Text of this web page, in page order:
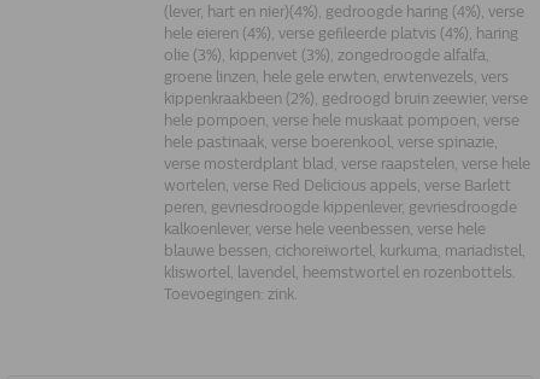
(lever, hart en nier)(4%), gedroogde haring (4%), verse
hele eieren (4%), verse gefileerde platvis (4%), haring
olie (3%), kippenvet (3%), zongedroogde alfalfa,
groene linzen, hele gele erwten, erwtenvezels, vers
kippenkraakbeen (2%), gedroogd bruin zeewier, verse
hele pompoen, verse hele muskaat pompoen, verse
hele pastinaak, verse boerenkool, verse spinazie,
verse mosterdplant blad, verse raapstelen, verse hele
wortelen, verse Red Delicious appels, verse Barlett
peren, gevriesdroogde kippenlever, gevriesdroogde
kalkoenlever, verse hele veenbessen, verse hele
blauwe bessen, cichoreiwortel, kurkuma, mariadistel,
kliswortel, lavendel, heemstwortel en rozenbottels.
Toevoegingen: zink.